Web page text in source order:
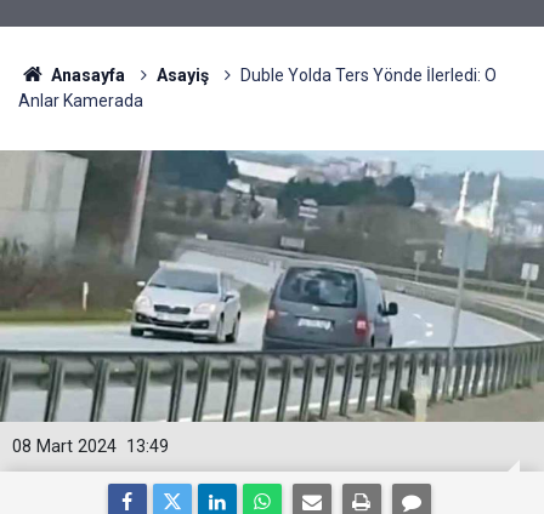
Anasayfa Asayiş
Duble Yolda Ters Yönde İlerledi: O
Anlar Kamerada
13:49
08 Mart 2024